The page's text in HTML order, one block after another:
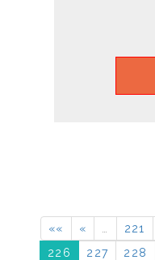
«« « 221
226
227 228